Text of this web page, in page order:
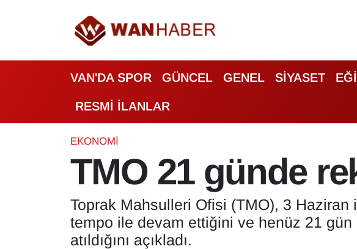
VAN'DA SPOR GÜNCEL GENEL SİYASET
RESMİ İLANLAR
EKONOMİ
TMO 21 günde
Toprak Mahsulleri Ofisi (TMO), 3 Haziran
tempo ile devam ettiğini ve henüz 21 gün
atıldığını açıkladı.
ASAYİŞ
BİLİM VE TEKNOLOJİ
Biyografi
Bölge Haberleri
ÇEVRE
Van Nöbetçi Eczaneler
Van Hava Durumu
Van Namaz Vakitleri
Van Trafik Yoğunluk Haritası
Süper Lig Puan Durumu ve Fikstür
Tüm Manşetler
Son Dakika Haberleri